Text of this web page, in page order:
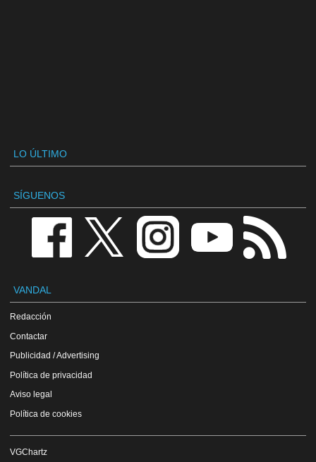
LO ÚLTIMO
SÍGUENOS
VANDAL
Redacción
Contactar
Publicidad / Advertising
Política de privacidad
Aviso legal
Política de cookies
VGChartz